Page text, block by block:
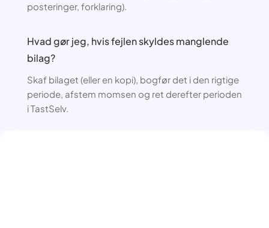
posteringer, forklaring).
Hvad gør jeg, hvis fejlen skyldes manglende
bilag?
Skaf bilaget (eller en kopi), bogfør det i den rigtige
periode, afstem momsen og ret derefter perioden
i TastSelv.